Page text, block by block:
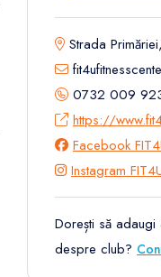
Strada
0732 009
https://
Facebook
Instagram
Dorești să adaugi
despre club?